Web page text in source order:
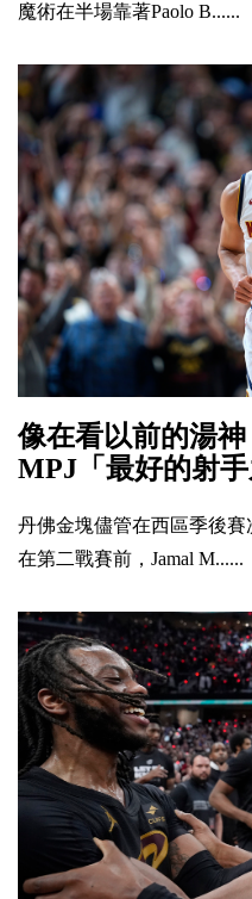
魔術在半場靠著Paolo B......
像在看以前的湯
MPJ「最好的射手
丹佛金塊儘管在西區季後
在第二戰賽前，Jamal M......